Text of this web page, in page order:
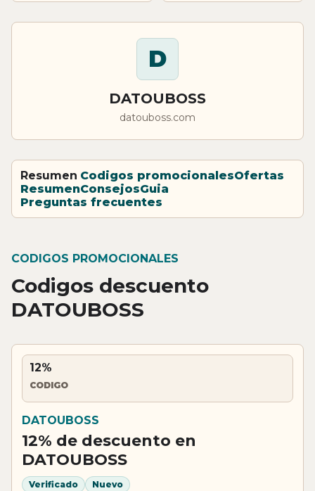
D
DATOUBOSS
datouboss.com
Resumen Codigos promocionalesOfertas
ResumenConsejosGuia
Preguntas frecuentes
CODIGOS PROMOCIONALES
Codigos descuento
DATOUBOSS
12%
CODIGO
DATOUBOSS
12% de descuento en
DATOUBOSS
Verificado Nuevo